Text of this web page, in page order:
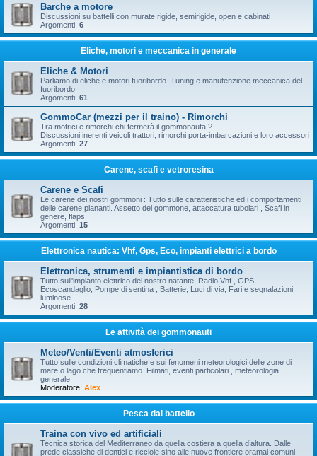
Barche a motore
Discussioni su battelli con murate rigide, semirigide, open e cabinati
Argomenti: 6
Eliche, motori e meccanica in generale
Eliche & Motori
Parliamo di eliche e motori fuoribordo. Tuning e manutenzione meccanica del
fuoribordo
Argomenti: 61
GommoCar (mezzi per il traino) - Rimorchi
Tra motrici e rimorchi chi fermerà il gommonauta ?
Discussioni inerenti veicoli trattori, rimorchi porta-imbarcazioni e loro accessori
Argomenti: 27
Carene, scafi e vetroresina
Carene e Scafi
Le carene dei nostri gommoni : Tutto sulle caratteristiche ed i comportamenti
delle carene plananti. Assetto del gommone, attaccatura tubolari , Scafi in
genere, flaps .
Argomenti: 15
Elettronica nautica: Vhf, Gps, Eco, impianti elettrici a bordo
Elettronica, strumenti e impiantistica di bordo
Tutto sull'impianto elettrico del nostro natante, Radio Vhf , GPS,
Ecoscandaglio, Pompe di sentina , Batterie, Luci di via, Fari e segnalazioni
luminose.
Argomenti: 28
Le attività dei gommonauti
Meteo/Venti/Eventi atmosferici
Tutto sulle condizioni climatiche e sui fenomeni meteorologici delle zone di
mare o lago che frequentiamo. Filmati, eventi particolari , meteorologia
generale.
Moderatore: Alex
Pesca dal battello
Traina con vivo ed artificiali
Tecnica storica del Mediterraneo da quella costiera a quella d’altura. Dalle
prede classiche di dentici e ricciole sino alle nuove frontiere oramai comuni